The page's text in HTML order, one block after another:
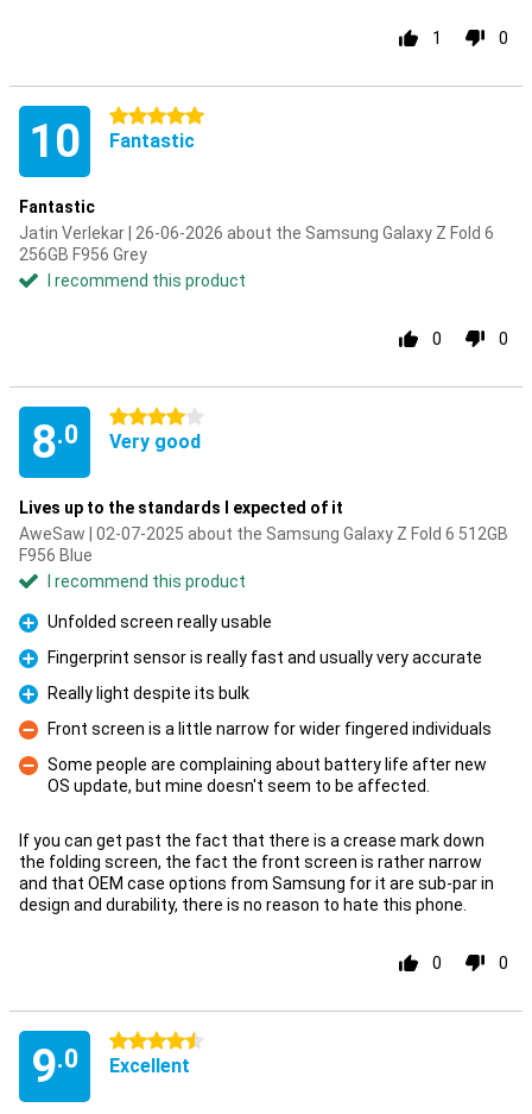
1 0
10 5 stars
Fantastic
Fantastic
Jatin Verlekar | 26-06-2026 about the Samsung Galaxy Z Fold 6
256GB F956 Grey
I recommend this product
0 0
8.0
4 stars
Very good
Lives up to the standards I expected of it
AweSaw | 02-07-2025 about the Samsung Galaxy Z Fold 6 512GB
F956 Blue
I recommend this product
Pro
Unfolded screen really usable
Pro
Fingerprint sensor is really fast and usually very accurate
Pro
Really light despite its bulk
Con
Front screen is a little narrow for wider fingered individuals
Con
Some people are complaining about battery life after new
OS update, but mine doesn't seem to be affected.
If you can get past the fact that there is a crease mark down
the folding screen, the fact the front screen is rather narrow
and that OEM case options from Samsung for it are sub-par in
design and durability, there is no reason to hate this phone.
0 0
9.0
4.5 stars
Excellent